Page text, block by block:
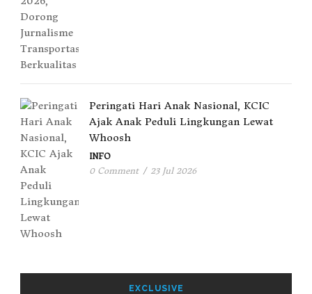
Peringati Hari Anak Nasional, KCIC
Ajak Anak Peduli Lingkungan Lewat
Whoosh
INFO
0 Comment / 23 Jul 2026
EXCLUSIVE